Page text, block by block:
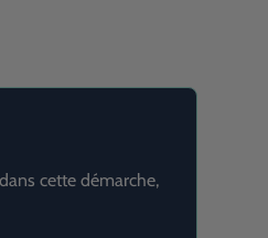
cette démarche,